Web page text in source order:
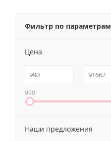
Фильтр по параметрам
Цена
990
Наши предложения